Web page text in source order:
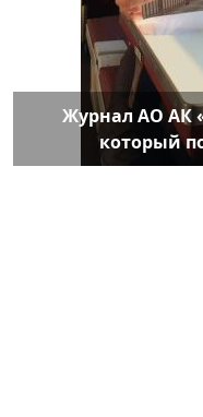
Журнал АО АК
который